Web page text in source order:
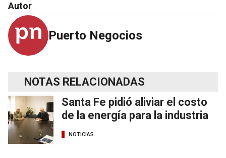
Autor
Puerto Negocios
NOTAS RELACIONADAS
Santa Fe pidió aliviar el costo
de la energía para la industria
NOTICIAS